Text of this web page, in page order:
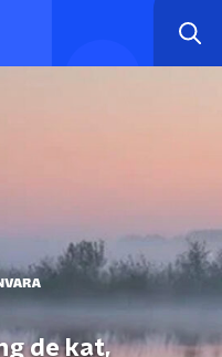
de kat,